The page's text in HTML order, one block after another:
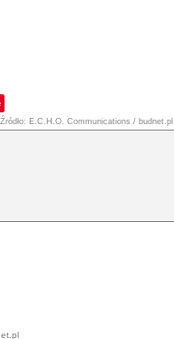
Źródło: E.C.H.O. Communications / budnet.pl